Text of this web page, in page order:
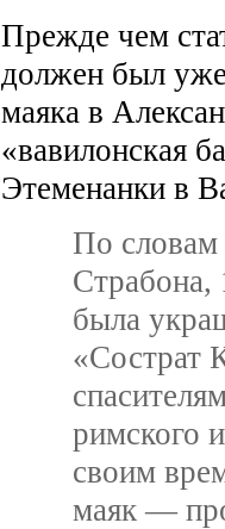
Прежде чем
должен был
маяка в
«вавилонская
Этеменанки в
По словам
Страбона,
была
«Сострат
римского
своим
маяк —